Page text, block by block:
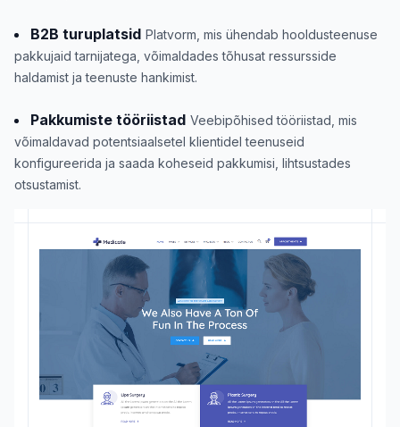
B2B turuplatsid Platvorm, mis ühendab hooldusteenuse
pakkujaid tarnijatega, võimaldades tõhusat ressursside
haldamist ja teenuste hankimist.
Pakkumiste tööriistad Veebipõhised tööriistad, mis
võimaldavad potentsiaalsetel klientidel teenuseid
konfigureerida ja saada koheseid pakkumisi, lihtsustades
otsustamist.